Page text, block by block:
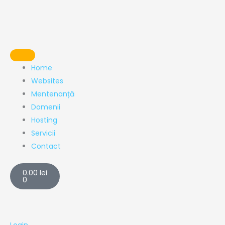
Home
Websites
Mentenanță
Domenii
Hosting
Servicii
Contact
0.00 lei
0
Cart